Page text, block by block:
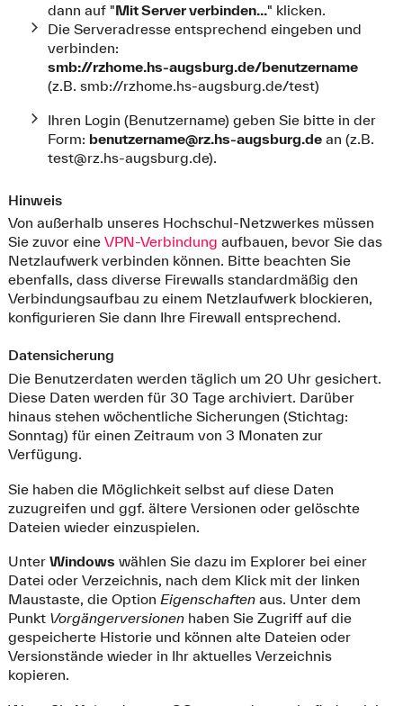
dann auf "Mit Server verbinden..." klicken.
Die Serveradresse entsprechend eingeben und
verbinden:
smb://rzhome.hs-augsburg.de/benutzername
(z.B. smb://rzhome.hs-augsburg.de/test)
Ihren Login (Benutzername) geben Sie bitte in der
Form: benutzername@rz.hs-augsburg.dean (z.B.
test@rz.hs-augsburg.de).
Hinweis
Von außerhalb unseres Hochschul-Netzwerkes müssen
Sie zuvor eine VPN-Verbindung aufbauen, bevor Sie das
Netzlaufwerk verbinden können. Bitte beachten Sie
ebenfalls, dass diverse Firewalls standardmäßig den
Verbindungsaufbau zu einem Netzlaufwerk blockieren,
konfigurieren Sie dann Ihre Firewall entsprechend.
Datensicherung
Die Benutzerdaten werden täglich um 20 Uhr gesichert.
Diese Daten werden für 30 Tage archiviert. Darüber
hinaus stehen wöchentliche Sicherungen (Stichtag:
Sonntag) für einen Zeitraum von 3 Monaten zur
Verfügung.
Sie haben die Möglichkeit selbst auf diese Daten
zuzugreifen und ggf. ältere Versionen oder gelöschte
Dateien wieder einzuspielen.
Unter Windows wählen Sie dazu im Explorer bei einer
Datei oder Verzeichnis, nach dem Klick mit der linken
Maustaste, die Option Eigenschaften aus. Unter dem
Punkt Vorgängerversionen haben Sie Zugriff auf die
gespeicherte Historie und können alte Dateien oder
Versionstände wieder in Ihr aktuelles Verzeichnis
kopieren.